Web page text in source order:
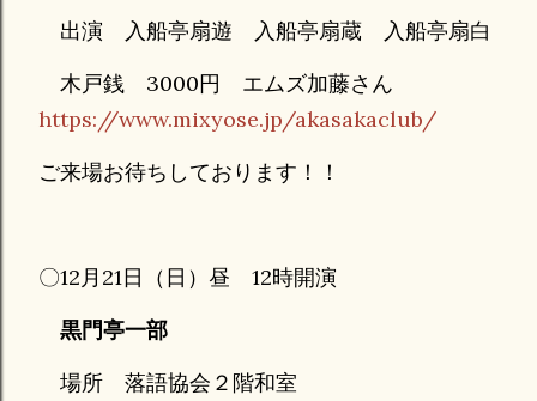
出演 入船亭扇遊 入船亭扇蔵 入船亭扇白
木戸銭 3000円 エムズ加藤さん
https://www.mixyose.jp/akasakaclub/
ご来場お待ちしております！！
〇12月21日（日）昼 12時開演
黒門亭一部
場所 落語協会２階和室